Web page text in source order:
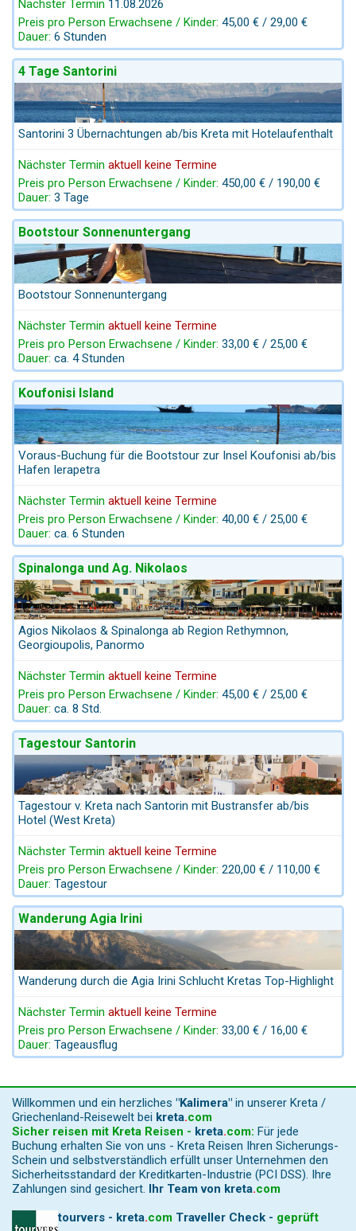
Nächster Termin 11.08.2026
Preis pro Person Erwachsene / Kinder: 45,00 € / 29,00 €
Dauer: 6 Stunden
4 Tage Santorini
Santorini 3 Übernachtungen ab/bis Kreta mit Hotelaufenthalt
Nächster Termin aktuell keine Termine
Preis pro Person Erwachsene / Kinder: 450,00 € / 190,00 €
Dauer: 3 Tage
Bootstour Sonnenuntergang
Bootstour Sonnenuntergang
Nächster Termin aktuell keine Termine
Preis pro Person Erwachsene / Kinder: 33,00 € / 25,00 €
Dauer: ca. 4 Stunden
Koufonisi Island
Voraus-Buchung für die Bootstour zur Insel Koufonisi ab/bis
Hafen Ierapetra
Nächster Termin aktuell keine Termine
Preis pro Person Erwachsene / Kinder: 40,00 € / 25,00 €
Dauer: ca. 6 Stunden
Spinalonga und Ag. Nikolaos
Agios Nikolaos & Spinalonga ab Region Rethymnon,
Georgioupolis, Panormo
Nächster Termin aktuell keine Termine
Preis pro Person Erwachsene / Kinder: 45,00 € / 25,00 €
Dauer: ca. 8 Std.
Tagestour Santorin
Tagestour v. Kreta nach Santorin mit Bustransfer ab/bis
Hotel (West Kreta)
Nächster Termin aktuell keine Termine
Preis pro Person Erwachsene / Kinder: 220,00 € / 110,00 €
Dauer: Tagestour
Wanderung Agia Irini
Wanderung durch die Agia Irini Schlucht Kretas Top-Highlight
Nächster Termin aktuell keine Termine
Preis pro Person Erwachsene / Kinder: 33,00 € / 16,00 €
Dauer: Tageausflug
Willkommen und ein herzliches "Kalimera" in unserer Kreta /
Griechenland-Reisewelt bei kreta.com
Sicher reisen mit Kreta Reisen - kreta.com: Für jede
Buchung erhalten Sie von uns - Kreta Reisen Ihren Sicherungs-
Schein und selbstverständlich erfüllt unser Unternehmen den
Sicherheitsstandard der Kreditkarten-Industrie (PCI DSS). Ihre
Zahlungen sind gesichert. Ihr Team von kreta.com
tourvers - kreta.com Traveller Check - geprüft